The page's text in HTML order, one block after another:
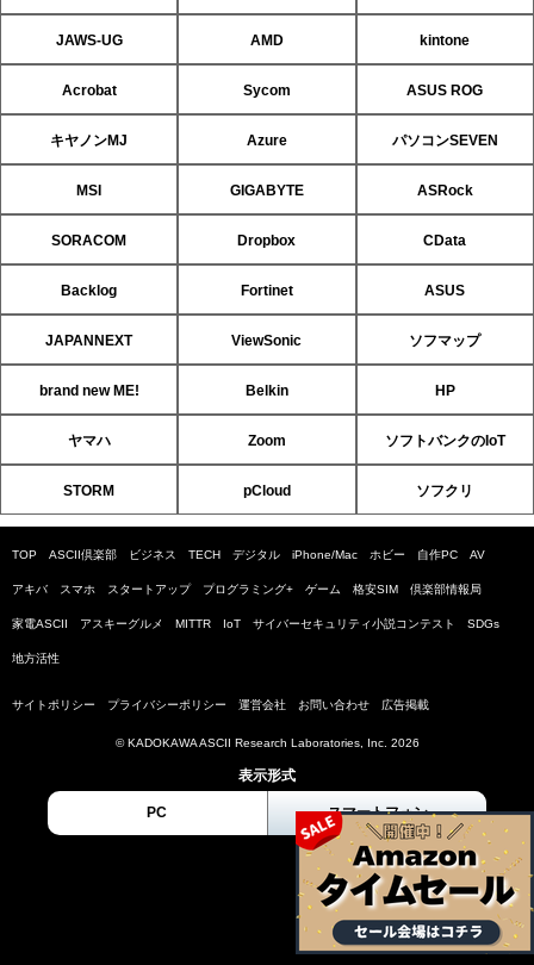
JAWS-UG AMD kintone
Acrobat Sycom ASUS ROG
キヤノンMJ Azure パソコンSEVEN
MSI GIGABYTE ASRock
SORACOM Dropbox CData
Backlog Fortinet ASUS
JAPANNEXT ViewSonic ソフマップ
brand new ME! Belkin HP
ヤマハ Zoom ソフトバンクのIoT
STORM pCloud ソフクリ
TOP ASCII倶楽部 ビジネス TECH デジタル iPhone/Mac ホビー 自作PC AV
アキバ スマホ スタートアップ プログラミング+ ゲーム 格安SIM 倶楽部情報局
家電ASCII アスキーグルメ MITTR IoT サイバーセキュリティ小説コンテスト SDGs
地方活性
サイトポリシー プライバシーポリシー 運営会社 お問い合わせ 広告掲載
© KADOKAWA ASCII Research Laboratories, Inc. 2026
表示形式
PC スマートフォン